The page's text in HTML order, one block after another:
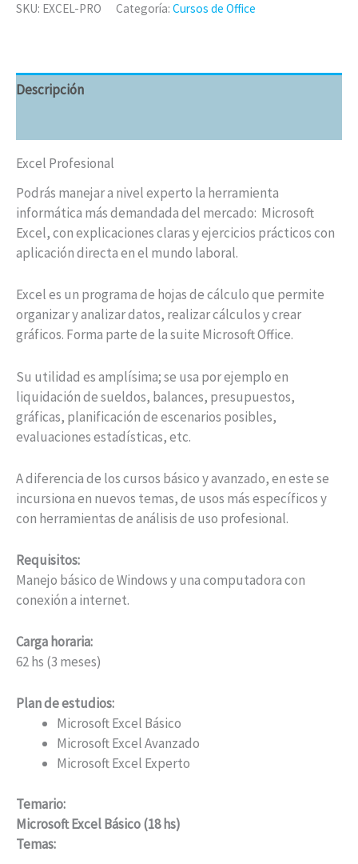
SKU: EXCEL-PRO Categoría: Cursos de Office
Descripción
Excel Profesional
Podrás manejar a nivel experto la herramienta
informática más demandada del mercado: Microsoft
Excel, con explicaciones claras y ejercicios prácticos con
aplicación directa en el mundo laboral.
Excel es un programa de hojas de cálculo que permite
organizar y analizar datos, realizar cálculos y crear
gráficos. Forma parte de la suite Microsoft Office.
Su utilidad es amplísima; se usa por ejemplo en
liquidación de sueldos, balances, presupuestos,
gráficas, planificación de escenarios posibles,
evaluaciones estadísticas, etc.
A diferencia de los cursos básico y avanzado, en este se
incursiona en nuevos temas, de usos más específicos y
con herramientas de análisis de uso profesional.
Requisitos:
Manejo básico de Windows y una computadora con
conexión a internet.
Carga horaria:
62 hs (3 meses)
Plan de estudios:
Microsoft Excel Básico
Microsoft Excel Avanzado
Microsoft Excel Experto
Temario:
Microsoft Excel Básico (18 hs)
Temas: